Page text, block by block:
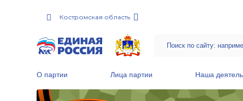
Костромская область
О партии Лица партии Наша